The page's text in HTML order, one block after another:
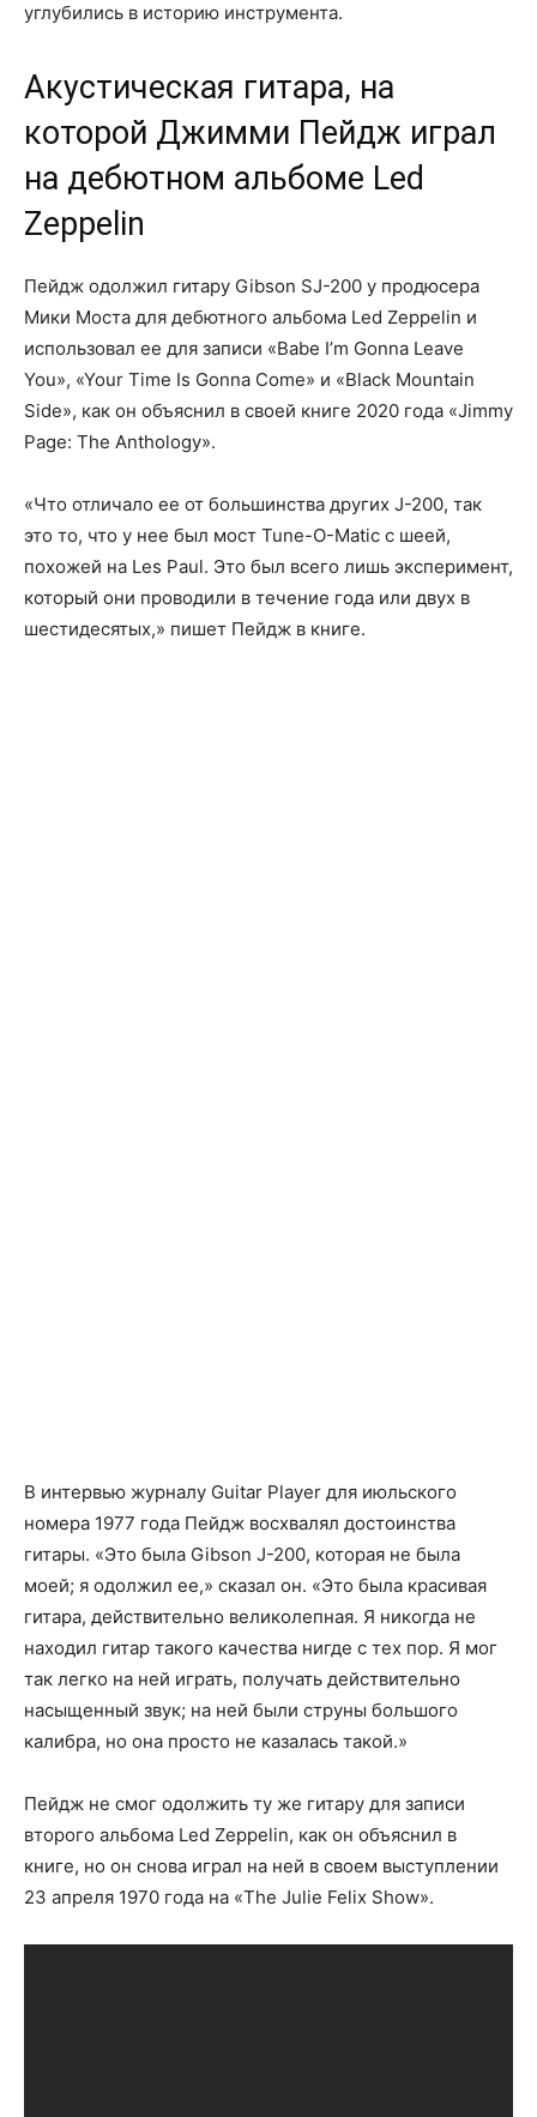
углубились в историю инструмента.
Акустическая гитара, на
которой Джимми Пейдж играл
на дебютном альбоме Led
Zeppelin
Пейдж одолжил гитару Gibson SJ-200 у продюсера
Мики Моста для дебютного альбома Led Zeppelin и
использовал ее для записи «Babe I’m Gonna Leave
You», «Your Time Is Gonna Come» и «Black Mountain
Side», как он объяснил в своей книге 2020 года «Jimmy
Page: The Anthology».
«Что отличало ее от большинства других J-200, так
это то, что у нее был мост Tune-O-Matic с шеей,
похожей на Les Paul. Это был всего лишь эксперимент,
который они проводили в течение года или двух в
шестидесятых,» пишет Пейдж в книге.
В интервью журналу Guitar Player для июльского
номера 1977 года Пейдж восхвалял достоинства
гитары. «Это была Gibson J-200, которая не была
моей; я одолжил ее,» сказал он. «Это была красивая
гитара, действительно великолепная. Я никогда не
находил гитар такого качества нигде с тех пор. Я мог
так легко на ней играть, получать действительно
насыщенный звук; на ней были струны большого
калибра, но она просто не казалась такой.»
Пейдж не смог одолжить ту же гитару для записи
второго альбома Led Zeppelin, как он объяснил в
книге, но он снова играл на ней в своем выступлении
23 апреля 1970 года на «The Julie Felix Show».